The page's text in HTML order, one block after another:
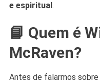
e espiritual .
📘 Quem é
McRaven?
Antes de falarmos